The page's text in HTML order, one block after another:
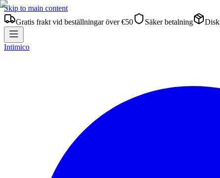
Skip to main content
Gratis frakt vid beställningar över €50
Säker betalning
Intimico